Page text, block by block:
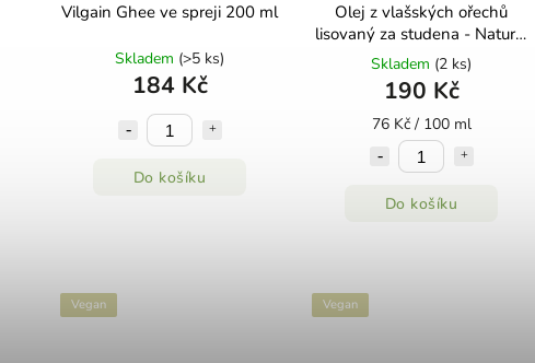
Vilgain Ghee ve spreji 200 ml
Skladem (>5 ks)
184 Kč
Do košíku
Olej z vlašských ořechů
lisovaný za studena - Natural
250ml
Skladem (2 ks)
190 Kč
76 Kč / 100 ml
Do košíku
Vegan Vegan